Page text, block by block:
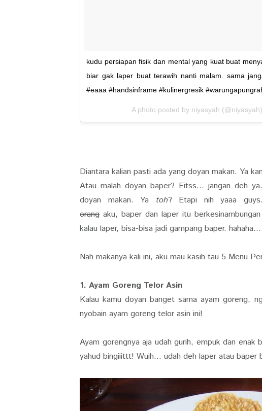
kudu persiapan fisik dan mental yang kuat buat
biar gak laper buat terawih nanti malam. sama
#eaaa #handsinframe #kulinergresik
A photo posted by niyasyah
Diantara kalian pasti ada yang doyan makan. Ya
Atau malah doyan baper? Eitss... jangan deh
doyan makan. Ya toh? Etapi nih yaaa
orang aku, baper dan laper itu
kalau laper, bisa-bisa jadi gampang baper. hahaha...
Nah makanya kali ini, aku mau kasih tau 5 Menu
1. Ayam Goreng Telor Asin
Kalau kamu doyan banget sama ayam goreng,
nyobain ayam goreng telor asin ini!
Ayam gorengnya aja udah gurih, empuk dan
yahud bingiiittt! Wuih... udah deh laper atau baper